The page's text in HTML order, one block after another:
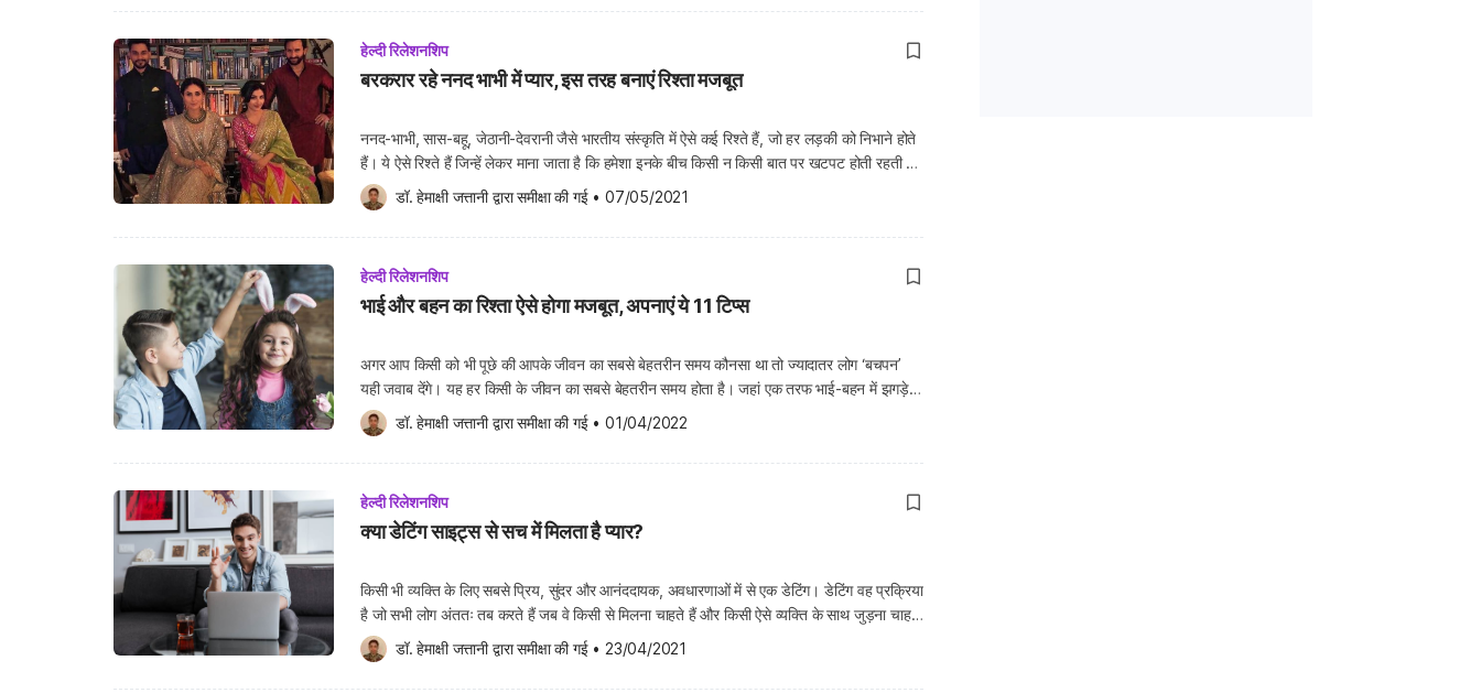
हेल्दी रिलेशनशिप
बरकरार रहे ननद भाभी में प्यार, इस तरह बनाएं रिश्ता मजबूत
ननद-भाभी, सास-बहू, जेठानी-देवरानी जैसे भारतीय संस्कृति में ऐसे कई रिश्ते हैं, जो हर लड़की को निभाने होते
हैं। ये ऐसे रिश्ते हैं जिन्हें लेकर माना जाता है कि हमेशा इनके बीच किसी न किसी बात पर खटपट होती रहती है।
लेकिन, अगर करीब से इस रिश्ते को आंका जाए, तो ये रिश्ते सबसे खास रिश्ते […]
डॉ. हेमाक्षी जत्तानी द्वारा समीक्षा की गई • 07/05/2021
हेल्दी रिलेशनशिप
भाई और बहन का रिश्ता ऐसे होगा मजबूत, अपनाएं ये 11 टिप्स
अगर आप किसी को भी पूछे की आपके जीवन का सबसे बेहतरीन समय कौनसा था तो ज्यादातर लोग ‘बचपन’
यही जवाब देंगे। यह हर किसी के जीवन का सबसे बेहतरीन समय होता है। जहां एक तरफ भाई-बहन में झगड़े,
लड़ाई और छोटी-छोटी बातों पर रूठना मनाना होता है वहीं दूसरी तरह वो एक दूसरे को […]
डॉ. हेमाक्षी जत्तानी द्वारा समीक्षा की गई • 01/04/2022
हेल्दी रिलेशनशिप
क्या डेटिंग साइट्स से सच में मिलता है प्यार?
किसी भी व्यक्ति के लिए सबसे प्रिय, सुंदर और आनंददायक, अवधारणाओं में से एक डेटिंग। डेटिंग वह प्रक्रिया
है जो सभी लोग अंततः तब करते हैं जब वे किसी से मिलना चाहते हैं और किसी ऐसे व्यक्ति के साथ जुड़ना चाहते
हैं जिसकी आशा में वे रोमांटिक या सेक्सुअल पार्टनर बन जाते हैं। कई बार […]
डॉ. हेमाक्षी जत्तानी द्वारा समीक्षा की गई • 23/04/2021